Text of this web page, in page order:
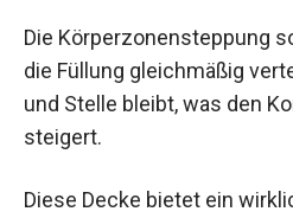
Die Körperzonensteppung
die Füllung gleichmäßig
und Stelle bleibt, was den
steigert.
Diese Decke bietet ein